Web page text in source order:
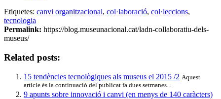
Etiquetes: canvi organitzacional, col·laboració, col·leccions,
tecnologia
Permalink: https://blog.museunacional.cat/ladn-collaboratiu-dels-
museus/
Related posts:
15 tendències tecnològiques als museus el 2015 /2 Aquest
article és la continuació del publicat fa dues setmanes...
9 apunts sobre innovació i canvi (en menys de 140 caràcters)